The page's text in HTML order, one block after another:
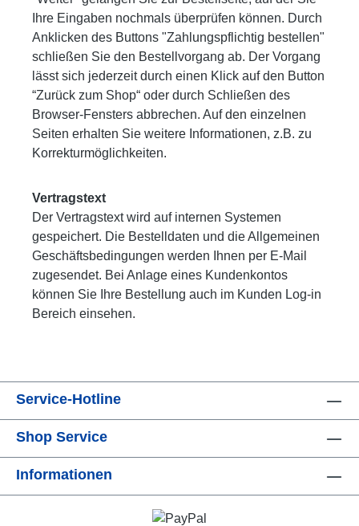
Ihre Eingaben nochmals überprüfen können. Durch
Anklicken des Buttons "Zahlungspflichtig bestellen"
schließen Sie den Bestellvorgang ab. Der Vorgang
lässt sich jederzeit durch einen Klick auf den Button
“Zurück zum Shop“ oder durch Schließen des
Browser-Fensters abbrechen. Auf den einzelnen
Seiten erhalten Sie weitere Informationen, z.B. zu
Korrekturmöglichkeiten.
Vertragstext
Der Vertragstext wird auf internen Systemen
gespeichert. Die Bestelldaten und die Allgemeinen
Geschäftsbedingungen werden Ihnen per E-Mail
zugesendet. Bei Anlage eines Kundenkontos
können Sie Ihre Bestellung auch im Kunden Log-in
Bereich einsehen.
Service-Hotline
Shop Service
Informationen